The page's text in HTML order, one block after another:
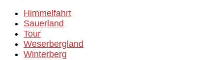
Himmelfahrt
Sauerland
Tour
Weserbergland
Winterberg